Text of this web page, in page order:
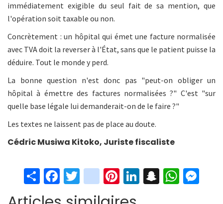
immédiatement exigible du seul fait de sa mention, que
l'opération soit taxable ou non.
Concrètement : un hôpital qui émet une facture normalisée
avec TVA doit la reverser à l'État, sans que le patient puisse la
déduire. Tout le monde y perd.
La bonne question n'est donc pas "peut-on obliger un
hôpital à émettre des factures normalisées ?" C'est "sur
quelle base légale lui demanderait-on de le faire ?"
Les textes ne laissent pas de place au doute.
Cédric Musiwa Kitoko, Juriste fiscaliste
S
h
Fa
ce
T
wi
in
st
Pi Li S W